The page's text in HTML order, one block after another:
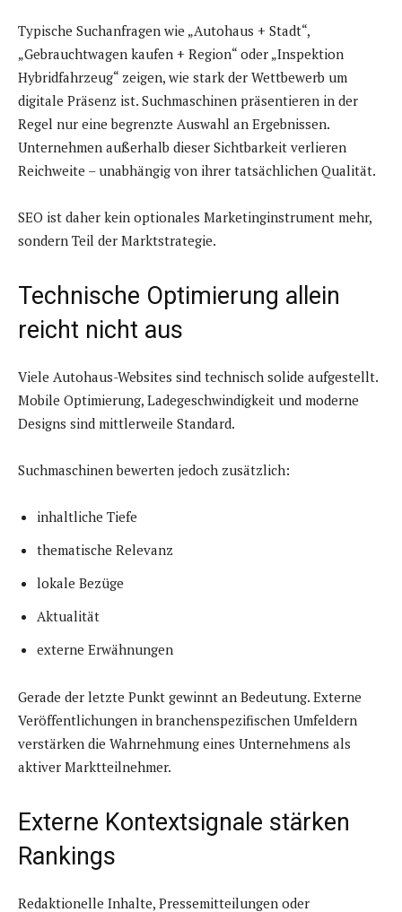
Typische Suchanfragen wie „Autohaus + Stadt“,
„Gebrauchtwagen kaufen + Region“ oder „Inspektion
Hybridfahrzeug“ zeigen, wie stark der Wettbewerb um
digitale Präsenz ist. Suchmaschinen präsentieren in der
Regel nur eine begrenzte Auswahl an Ergebnissen.
Unternehmen außerhalb dieser Sichtbarkeit verlieren
Reichweite – unabhängig von ihrer tatsächlichen Qualität.
SEO ist daher kein optionales Marketinginstrument mehr,
sondern Teil der Marktstrategie.
Technische Optimierung allein
reicht nicht aus
Viele Autohaus-Websites sind technisch solide aufgestellt.
Mobile Optimierung, Ladegeschwindigkeit und moderne
Designs sind mittlerweile Standard.
Suchmaschinen bewerten jedoch zusätzlich:
inhaltliche Tiefe
thematische Relevanz
lokale Bezüge
Aktualität
externe Erwähnungen
Gerade der letzte Punkt gewinnt an Bedeutung. Externe
Veröffentlichungen in branchenspezifischen Umfeldern
verstärken die Wahrnehmung eines Unternehmens als
aktiver Marktteilnehmer.
Externe Kontextsignale stärken
Rankings
Redaktionelle Inhalte, Pressemitteilungen oder